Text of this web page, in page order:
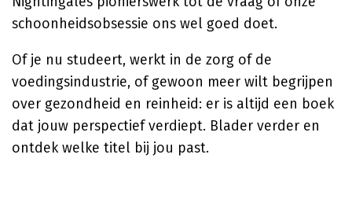
schoonheidsobsessie ons wel goed doet.
Of je nu studeert, werkt in de zorg of de
voedingsindustrie, of gewoon meer wilt begrijpen
over gezondheid en reinheid: er is altijd een boek
dat jouw perspectief verdiept. Blader verder en
ontdek welke titel bij jou past.